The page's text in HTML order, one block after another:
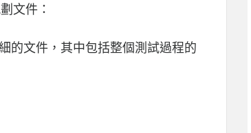
文件：
的文件，其中包括整個測試過程的